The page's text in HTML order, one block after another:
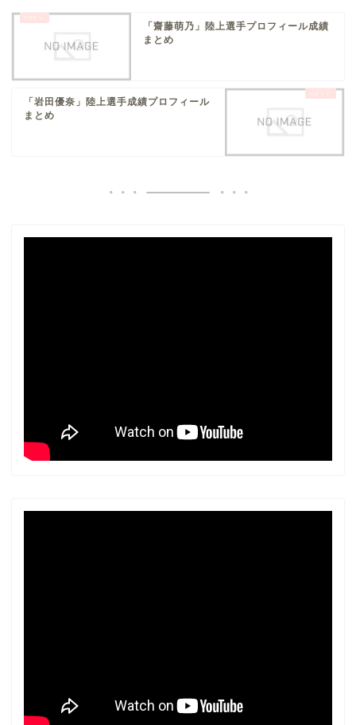
「齋藤萌乃」陸上選手プロフィール成績
まとめ
「岩田優奈」陸上選手成績プロフィール
まとめ